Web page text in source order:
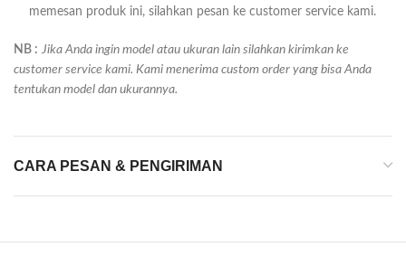
memesan produk ini, silahkan pesan ke customer service kami.
NB : Jika Anda ingin model atau ukuran lain silahkan kirimkan ke
customer service kami. Kami menerima custom order yang bisa Anda
tentukan model dan ukurannya.
CARA PESAN & PENGIRIMAN